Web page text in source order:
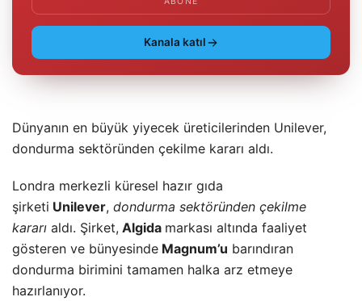
Kanala katıl
Dünyanın en büyük yiyecek üreticilerinden Unilever,
dondurma sektöründen çekilme kararı aldı.
Londra merkezli küresel hazır gıda
şirketi Unilever, dondurma sektöründen çekilme
kararı aldı. Şirket, Algida markası altında faaliyet
gösteren ve bünyesinde Magnum’u barındıran
dondurma birimini tamamen halka arz etmeye
hazırlanıyor.